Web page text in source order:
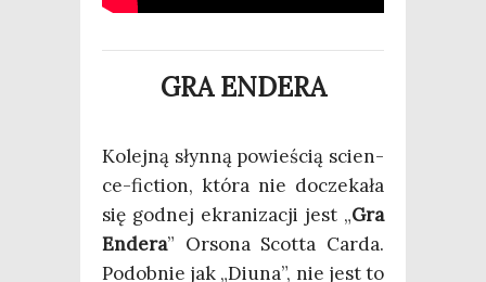
GRA ENDERA
Kolej­ną słyn­ną powie­ścią scien­
ce-fic­tion, któ­ra nie docze­ka­ła
się god­nej ekra­ni­za­cji jest „Gra
Ende­ra” Orso­na Scot­ta Car­da.
Podob­nie jak „Diu­na”, nie jest to